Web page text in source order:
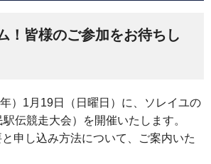
！皆様のご参加をお待ちし
）1月19日（日曜日）に、ソレイユの
伝競走大会）を開催いたします。
申し込み方法について、ご案内いた